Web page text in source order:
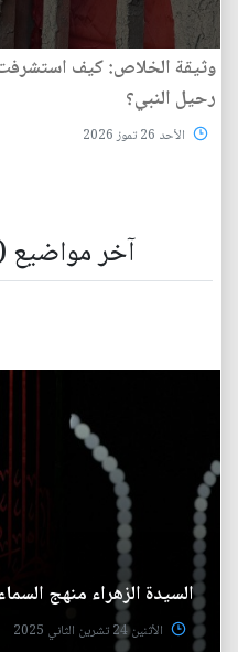
وثيقة الخلاص: كيف استشرفت
رحيل النبي؟
الأحد 26 تموز 2026
آخر مواضيع
السيدة الزهراء منهج
الأثنين 24 تشرين الثاني 2025